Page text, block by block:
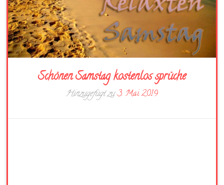
Schönen Samstag kostenlos sprüche
Hinzugefügt zu3. Mai 2019